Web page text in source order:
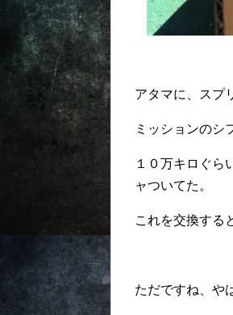
アタマに、スプ
ミッションのシ
１０万キロぐら
ャついてた。
これを交換する
ただですね、や